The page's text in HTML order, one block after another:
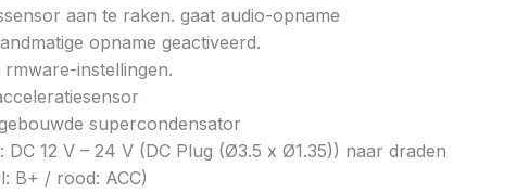
aan te raken. gaat audio-opname
opname geactiveerd.
instellingen.
supercondensator
DC 12 V – 24 V (DC Plug (Ø3.5 x Ø1.35)) naar draden
B+ / rood: ACC)